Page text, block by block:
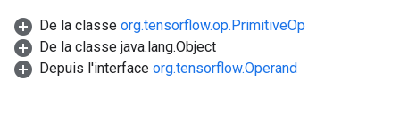
De la classe org.tensorflow.op.PrimitiveOp
De la classe java.lang.Object
Depuis l'interface org.tensorflow.Operand